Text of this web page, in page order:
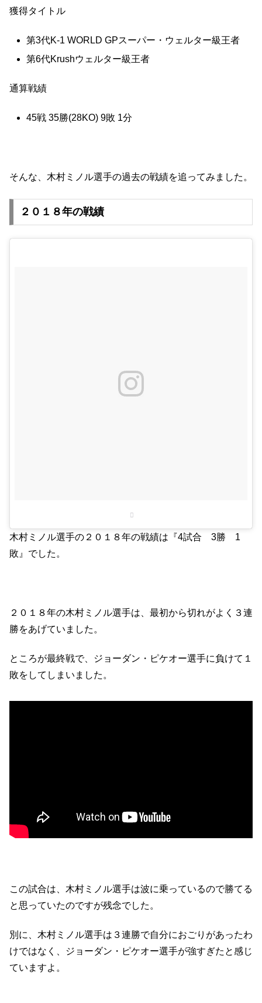
獲得タイトル
第3代K-1 WORLD GPスーパー・ウェルター級王者
第6代Krushウェルター級王者
通算戦績
45戦 35勝(28KO) 9敗 1分
そんな、木村ミノル選手の過去の戦績を追ってみました。
２０１８年の戦績
木村ミノル選手の２０１８年の戦績は『4試合 3勝 1
敗』でした。
２０１８年の木村ミノル選手は、最初から切れがよく３連
勝をあげていました。
ところが最終戦で、ジョーダン・ピケオー選手に負けて１
敗をしてしまいました。
この試合は、木村ミノル選手は波に乗っているので勝てる
と思っていたのですが残念でした。
別に、木村ミノル選手は３連勝で自分におごりがあったわ
けではなく、ジョーダン・ピケオー選手が強すぎたと感じ
ていますよ。